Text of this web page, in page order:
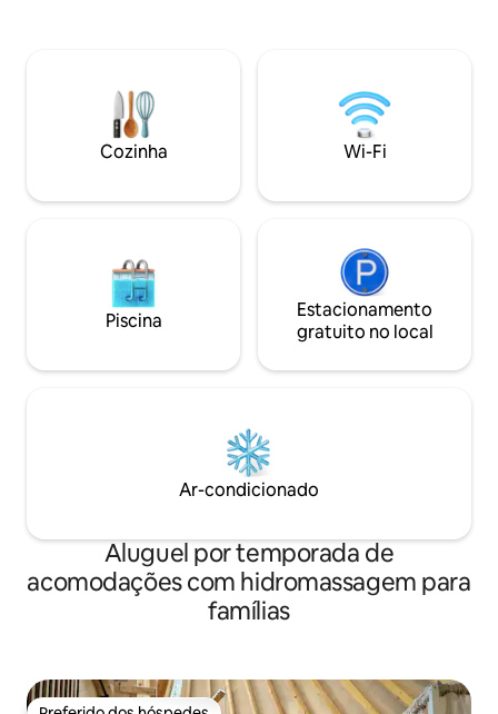
e os aromas, a simplicidade da vida, os
passeios, o café da manhã no terraço e a
fogueira à noite são os pontos fortes
deste lugar.Cozinha Wi-Fi
Piscina
Estacionamento
gratuito no local
Ar-condicionado
Aluguel por temporada de
acomodações com hidromassagem para
famílias